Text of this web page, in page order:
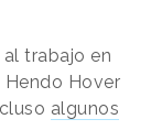
trabajo en
Hendo Hover
algunos